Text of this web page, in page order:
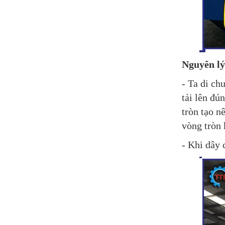
Nguyên
- Ta di
tải lên
tròn tạo
vòng tròn
- Khi dây